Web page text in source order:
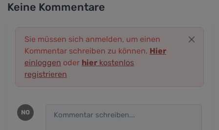
Keine Kommentare
Sie müssen sich anmelden, um einen
Kommentar schreiben zu können. Hier
einloggen oder hier kostenlos
registrieren
NO